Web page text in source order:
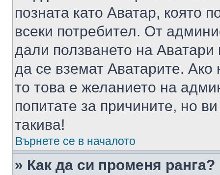
позната като Аватар, която
всеки потребител. От
дали ползването на
да се вземат Аватарите.
то това е желанието на
попитате за причините, но
такива!
Върнете се в началото
» Как да си променя ранга?